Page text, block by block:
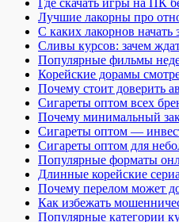
Лучшие лакорны про
С каких лакорнов начать
Сливы курсов: зачем
Популярные фильмы
Корейские дорамы
Почему стоит доверить
Сигареты оптом всех
Почему минимальный
Сигареты оптом —
Сигареты оптом для
Популярные форматы
Длинные корейские
Почему перелом может
Как избежать
Популярные категории